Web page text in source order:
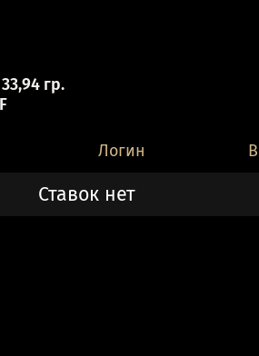
гр.
Логин
Ставок нет